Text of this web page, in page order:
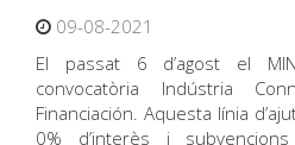
09-08-2021
El passat 6 d’agost el
convocatòria Indústria
Financiación. Aquesta línia
0% d’interès i